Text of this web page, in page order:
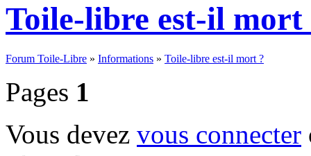
Toile-libre est-il mort
Forum Toile-Libre » Informations » Toile-libre est-il mort ?
Pages 1
Vous devez vous connecter